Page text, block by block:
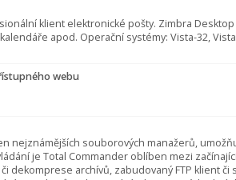
klient elektronické pošty. Zimbra
apod. Operační systémy: Vista-32,
webu
nejznámějších souborových manažerů,
je Total Commander oblíben mezi
dekomprese archívů, zabudovaný FTP klient